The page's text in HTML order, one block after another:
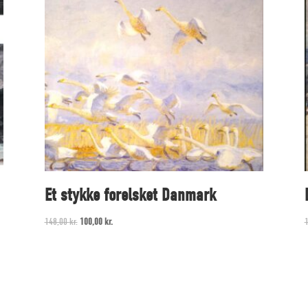
Et stykke forelsket Danmark
148,00kr. Ursprünglicher
100,00 kr.Aktueller